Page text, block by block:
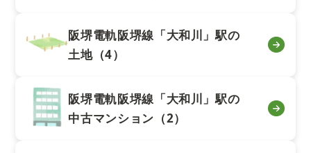
阪堺電軌阪堺線「大和川」駅の
土地（4）
阪堺電軌阪堺線「大和川」駅の
中古マンション（2）